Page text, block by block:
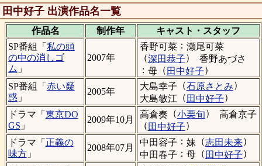
田中好子 出演作品名一覧
作品名 制作年 キャスト・ スタッフ
SP番組「 私の頭
の中の消しゴ
ム 」
2007年
香野可菜： 瀬尾可菜
（深田恭子）
香野あづさ
： 母（ 田中好子）
SP番組「 赤い疑
惑」
2005年
大島幸子 （石原さとみ）
大島敏江 （ 田中好子）
ドラマ「 東京DO
GS 」
2009年10月
高倉奏 （小栗旬）
高倉京子
（ 田中好子）
ドラマ「 正義の
味方」
2008年07月
中田容子 ： 妹 （志田未来）
中田春子 ： 母（ 田中好子）